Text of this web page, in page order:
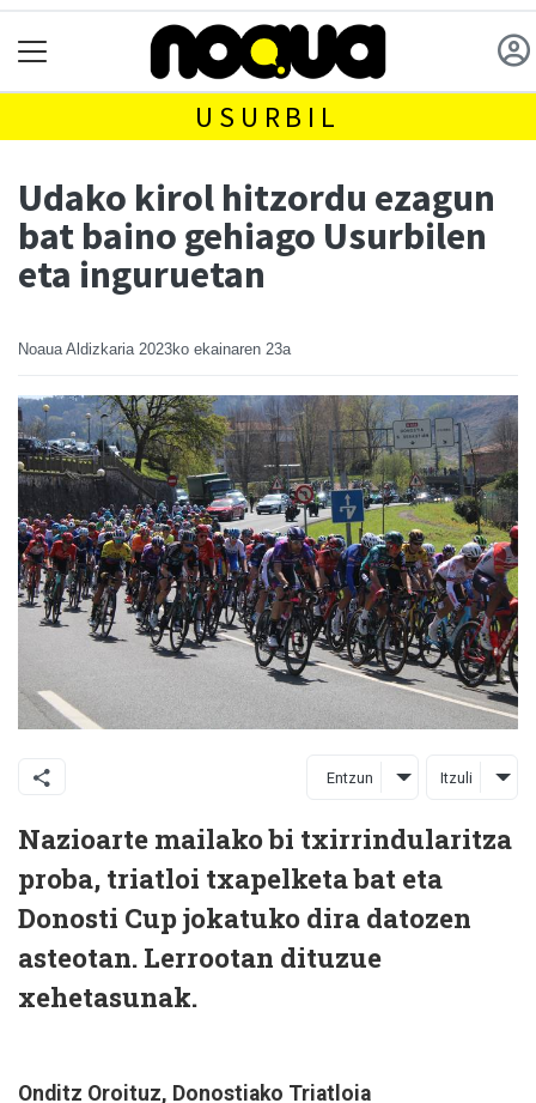
USURBIL
Udako kirol hitzordu ezagun
bat baino gehiago Usurbilen
eta inguruetan
Noaua Aldizkaria 2023ko ekainaren 23a
Entzun Itzuli
Nazioarte mailako bi txirrindularitza
proba, triatloi txapelketa bat eta
Donosti Cup jokatuko dira datozen
asteotan. Lerrootan dituzue
xehetasunak.
Onditz Oroituz, Donostiako Triatloia